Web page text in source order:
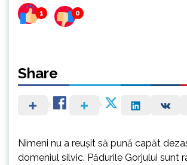
1 0
Share
Nimeni nu a reușit să pună capăt
domeniul silvic. Pădurile Gorjului sunt